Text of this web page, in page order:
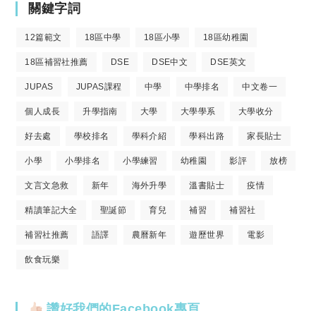
關鍵字詞
12篇範文 18區中學 18區小學 18區幼稚園
18區補習社推薦 DSE DSE中文 DSE英文
JUPAS JUPAS課程 中學 中學排名 中文卷一
個人成長 升學指南 大學 大學學系 大學收分
好去處 學校排名 學科介紹 學科出路 家長貼士
小學 小學排名 小學練習 幼稚園 影評 放榜
文言文急救 新年 海外升學 溫書貼士 疫情
精讀筆記大全 聖誕節 育兒 補習 補習社
補習社推薦 語譯 農曆新年 遊歷世界 電影
飲食玩樂